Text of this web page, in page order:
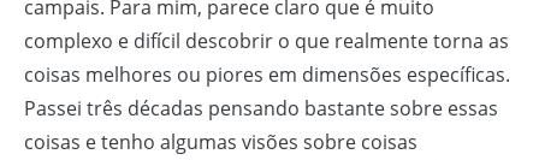
campais. Para mim, parece claro que é muito
complexo e difícil descobrir o que realmente torna as
coisas melhores ou piores em dimensões específicas.
Passei três décadas pensando bastante sobre essas
coisas e tenho algumas visões sobre coisas